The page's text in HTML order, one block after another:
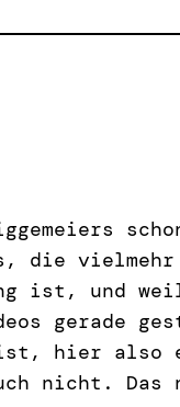
die
ist, und
gerade
hier also
nicht. Das